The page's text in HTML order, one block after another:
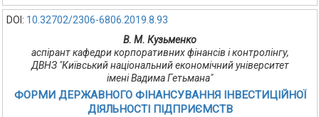
DOI: 10.32702/2306-6806.2019.8.93
В. М. Кузьменко
аспірант кафедри корпоративних фінансів і контролінгу,
ДВНЗ "Київський національний економічний університет
імені Вадима Гетьмана"
ФОРМИ ДЕРЖАВНОГО ФІНАНСУВАННЯ ІНВЕСТИЦІЙНОЇ
ДІЯЛЬНОСТІ ПІДПРИЄМСТВ